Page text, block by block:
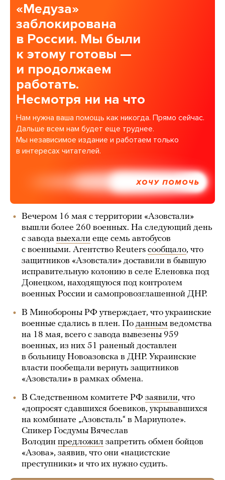
«Медуза»
заблокирована
в России. Мы были
к этому готовы —
и продолжаем
работать.
Несмотря ни на что
Нам нужна ваша помощь как никогда. Прямо сейчас.
Дальше всем нам будет еще труднее.
Мы независимое издание и работаем только
в интересах читателей.
ХОЧУ ПОМОЧЬ
Вечером 16 мая с территории «Азовстали»
вышли более 260 военных. На следующий день
с завода выехали еще семь автобусов
с военными. Агентство Reuters сообщало, что
защитников «Азовстали» доставили в бывшую
исправительную колонию в селе Еленовка под
Донецком, находящуюся под контролем
военных России и самопровозглашенной ДНР.
В Минобороны РФ утверждает, что украинские
военные сдались в плен. По данным ведомства
на 18 мая, всего с завода вывезены 959
военных, из них 51 раненый доставлен
в больницу Новоазовска в ДНР. Украинские
власти пообещали вернуть защитников
«Азовстали» в рамках обмена.
В Следственном комитете РФ заявили, что
«допросят сдавшихся боевиков, укрывавшихся
на комбинате „Азовсталь“ в Мариуполе».
Спикер Госдумы Вячеслав
Володин предложил запретить обмен бойцов
«Азова», заявив, что они «нацистские
преступники» и что их нужно судить.